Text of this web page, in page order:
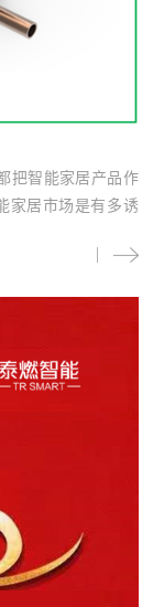
把智能家居产品作
家居市场是有多诱